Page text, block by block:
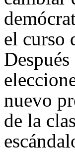
el curso
nuevo
de la